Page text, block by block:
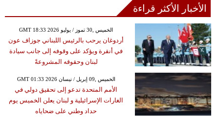
الأخبار الأكثر قراءة
GMT 18:33 2026 الخميس ,30 تموز / يوليو
أردوغان يرحب بالرئيس اللبناني جوزاف عون
في أنقرة ويؤكد على وقوفه إلى جانب سيادة
لبنان وحقوقه المشروعةً
GMT 01:33 2026 الخميس ,09 إبريل / نيسان
الأمم المتحدة تدعو إلى تحقيق دولي في
الغارات الإسرائيلية و لبنان يعلن الخميس يوم
حداد وطني على ضحاياه